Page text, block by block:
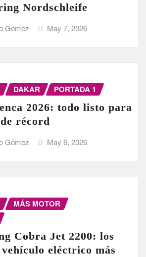
Nordschleife
Gómez May 7, 2026
DAKAR PORTADA 1
2026: todo listo para
récord
Gómez May 6, 2026
MÁS MOTOR
Cobra Jet 2200: los
eléctrico más